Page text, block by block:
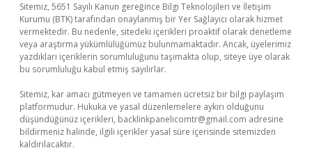
Sitemiz, 5651 Sayılı Kanun gereğince Bilgi Teknolojileri ve İletişim
Kurumu (BTK) tarafından onaylanmış bir Yer Sağlayıcı olarak hizmet
vermektedir. Bu nedenle, sitedeki içerikleri proaktif olarak denetleme
veya araştırma yükümlülüğümüz bulunmamaktadır. Ancak, üyelerimiz
yazdıkları içeriklerin sorumluluğunu taşımakta olup, siteye üye olarak
bu sorumluluğu kabul etmiş sayılırlar.
Sitemiz, kar amacı gütmeyen ve tamamen ücretsiz bir bilgi paylaşım
platformudur. Hukuka ve yasal düzenlemelere aykırı olduğunu
düşündüğünüz içerikleri, backlinkpanelicomtr@gmail.com adresine
bildirmeniz halinde, ilgili içerikler yasal süre içerisinde sitemizden
kaldırılacaktır.